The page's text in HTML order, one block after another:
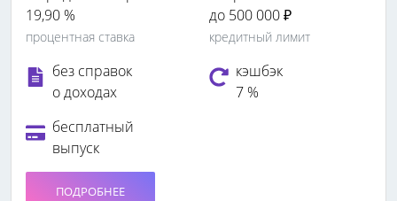
19,90 %
процентная ставка
до 500 000 ₽
кредитный лимит
без справок
о доходах
кэшбэк
7 %
бесплатный
выпуск
ПОДРОБНЕЕ